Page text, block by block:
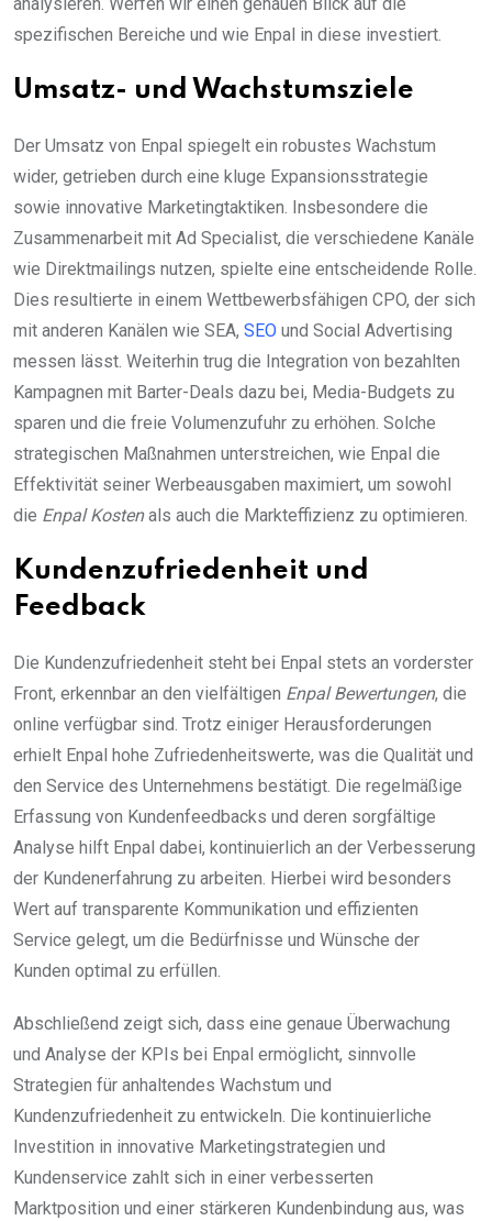
analysieren. Werfen wir einen genauen Blick auf die
spezifischen Bereiche und wie Enpal in diese investiert.
Umsatz- und Wachstumsziele
Der Umsatz von Enpal spiegelt ein robustes Wachstum
wider, getrieben durch eine kluge Expansionsstrategie
sowie innovative Marketingtaktiken. Insbesondere die
Zusammenarbeit mit Ad Specialist, die verschiedene Kanäle
wie Direktmailings nutzen, spielte eine entscheidende Rolle.
Dies resultierte in einem Wettbewerbsfähigen CPO, der sich
mit anderen Kanälen wie SEA, SEO und Social Advertising
messen lässt. Weiterhin trug die Integration von bezahlten
Kampagnen mit Barter-Deals dazu bei, Media-Budgets zu
sparen und die freie Volumenzufuhr zu erhöhen. Solche
strategischen Maßnahmen unterstreichen, wie Enpal die
Effektivität seiner Werbeausgaben maximiert, um sowohl
die Enpal Kostenals auch die Markteffizienz zu optimieren.
Kundenzufriedenheit und
Feedback
Die Kundenzufriedenheit steht bei Enpal stets an vorderster
Front, erkennbar an den vielfältigen Enpal Bewertungen, die
online verfügbar sind. Trotz einiger Herausforderungen
erhielt Enpal hohe Zufriedenheitswerte, was die Qualität und
den Service des Unternehmens bestätigt. Die regelmäßige
Erfassung von Kundenfeedbacks und deren sorgfältige
Analyse hilft Enpal dabei, kontinuierlich an der Verbesserung
der Kundenerfahrung zu arbeiten. Hierbei wird besonders
Wert auf transparente Kommunikation und effizienten
Service gelegt, um die Bedürfnisse und Wünsche der
Kunden optimal zu erfüllen.
Abschließend zeigt sich, dass eine genaue Überwachung
und Analyse der KPIs bei Enpal ermöglicht, sinnvolle
Strategien für anhaltendes Wachstum und
Kundenzufriedenheit zu entwickeln. Die kontinuierliche
Investition in innovative Marketingstrategien und
Kundenservice zahlt sich in einer verbesserten
Marktposition und einer stärkeren Kundenbindung aus, was